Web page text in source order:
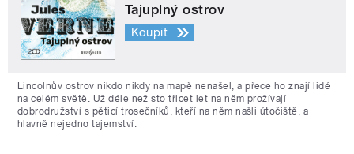
Tajuplný ostrov
Koupit
Lincolnův ostrov nikdo nikdy na mapě nenašel, a přece ho znají lidé
na celém světě. Už déle než sto třicet let na něm prožívají
dobrodružství s pěticí trosečníků, kteří na něm našli útočiště, a
hlavně nejedno tajemství.